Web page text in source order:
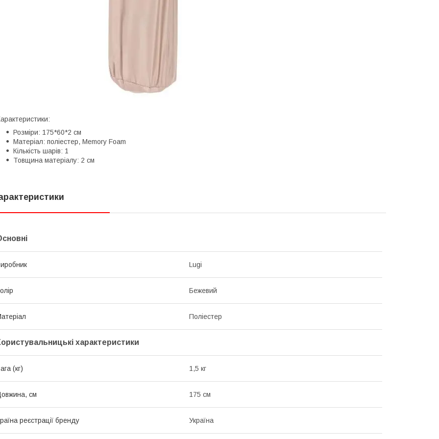
Розміри: 175*60*2 см
Матеріал: поліестер, Memory Foam
Кількість шарів: 1
Товщина матеріалу: 2 см
Lugi
Бежевий
Поліестер
характеристики
(кг) 1,5 кг
см 175 см
реєстрації бренду Україна